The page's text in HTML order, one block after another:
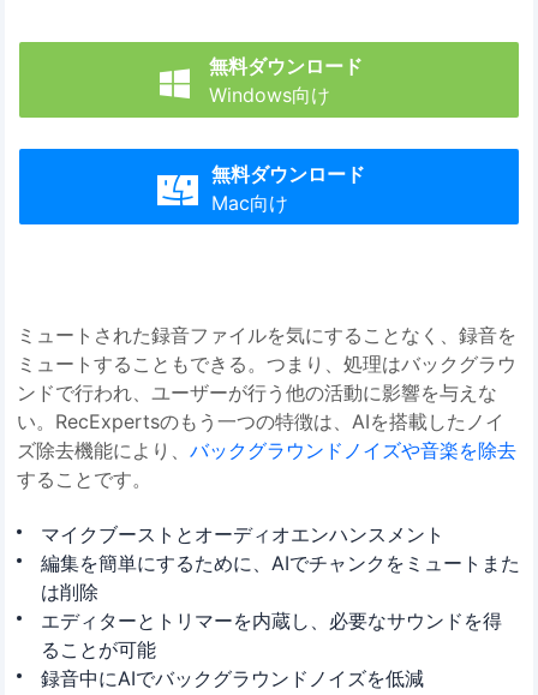

無料ダウンロード
Windows向け

無料ダウンロード
Mac向け
ミュートされた録音ファイルを気にすることなく、録音を
ミュートすることもできる。つまり、処理はバックグラウ
ンドで行われ、ユーザーが行う他の活動に影響を与えな
い。RecExpertsのもう一つの特徴は、AIを搭載したノイ
ズ除去機能により、バックグラウンドノイズや音楽を除去
することです。
マイクブーストとオーディオエンハンスメント
編集を簡単にするために、AIでチャンクをミュートまた
は削除
エディターとトリマーを内蔵し、必要なサウンドを得
ることが可能
録音中にAIでバックグラウンドノイズを低減